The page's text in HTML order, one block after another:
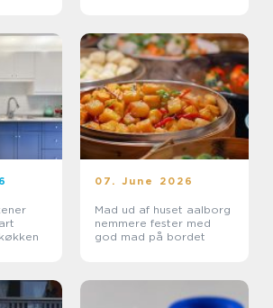
07. June 2026
Mad ud af huset aalborg
nemmere fester med
god mad på bordet